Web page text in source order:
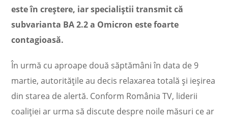
este în creștere, iar specialiştii transmit că
subvarianta BA 2.2 a Omicron este foarte
contagioasă.
În urmă cu aproape două săptămâni în data de 9
martie, autorităţile au decis relaxarea totală și ieșirea
din starea de alertă. Conform România TV, liderii
coaliţiei ar urma să discute despre noile măsuri ce ar